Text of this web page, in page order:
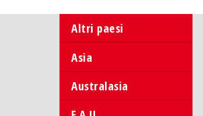
Altri paesi
Asia
Australasia